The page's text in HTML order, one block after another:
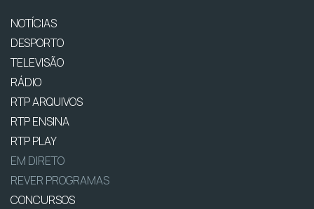
NOTÍCIAS
DESPORTO
TELEVISÃO
RÁDIO
RTP ARQUIVOS
RTP ENSINA
RTP PLAY
EM DIRETO
REVER PROGRAMAS
CONCURSOS